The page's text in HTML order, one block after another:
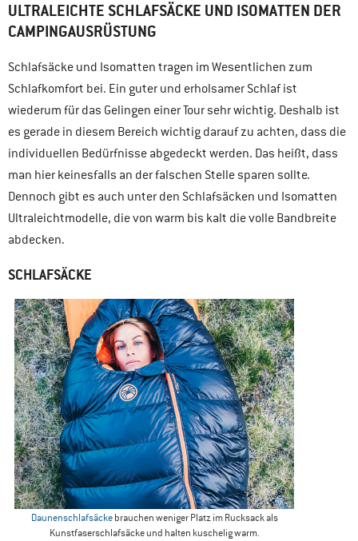
ULTRALEICHTE SCHLAFSÄCKE UND ISOMATTEN DER
CAMPINGAUSRÜSTUNG
Schlafsäcke und Isomatten tragen im Wesentlichen zum
Schlafkomfort bei. Ein guter und erholsamer Schlaf ist
wiederum für das Gelingen einer Tour sehr wichtig. Deshalb ist
es gerade in diesem Bereich wichtig darauf zu achten, dass die
individuellen Bedürfnisse abgedeckt werden. Das heißt, dass
man hier keinesfalls an der falschen Stelle sparen sollte.
Dennoch gibt es auch unter den Schlafsäcken und Isomatten
Ultraleichtmodelle, die von warm bis kalt die volle Bandbreite
abdecken.
SCHLAFSÄCKE
Daunenschlafsäckebrauchen weniger Platz im Rucksack als
Kunstfaserschlafsäcke und halten kuschelig warm.